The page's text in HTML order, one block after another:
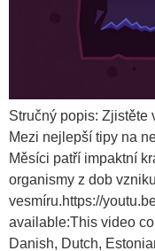
Stručný popis: Zjistěte
Mezi nejlepší tipy na
Měsíci patří impaktní
organismy z dob vzniku
vesmíru.https://
available:This video
Danish, Dutch,